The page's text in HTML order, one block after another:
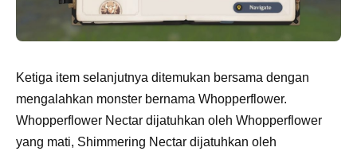
Ketiga item selanjutnya ditemukan bersama dengan
mengalahkan monster bernama Whopperflower.
Whopperflower Nectar dijatuhkan oleh Whopperflower
yang mati, Shimmering Nectar dijatuhkan oleh